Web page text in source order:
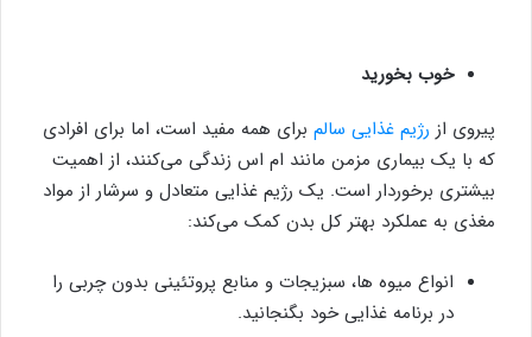
خوب بخورید
پیروی از رژیم غذایی سالم برای همه مفید است، اما برای افرادی
که با یک بیماری مزمن مانند ام اس زندگی می‌کنند، از اهمیت
بیشتری برخوردار است. یک رژیم غذایی متعادل و سرشار از مواد
مغذی به عملکرد بهتر کل بدن کمک می‌کند:
انواع میوه ها، سبزیجات و منابع پروتئینی بدون چربی را
در برنامه غذایی خود بگنجانید.